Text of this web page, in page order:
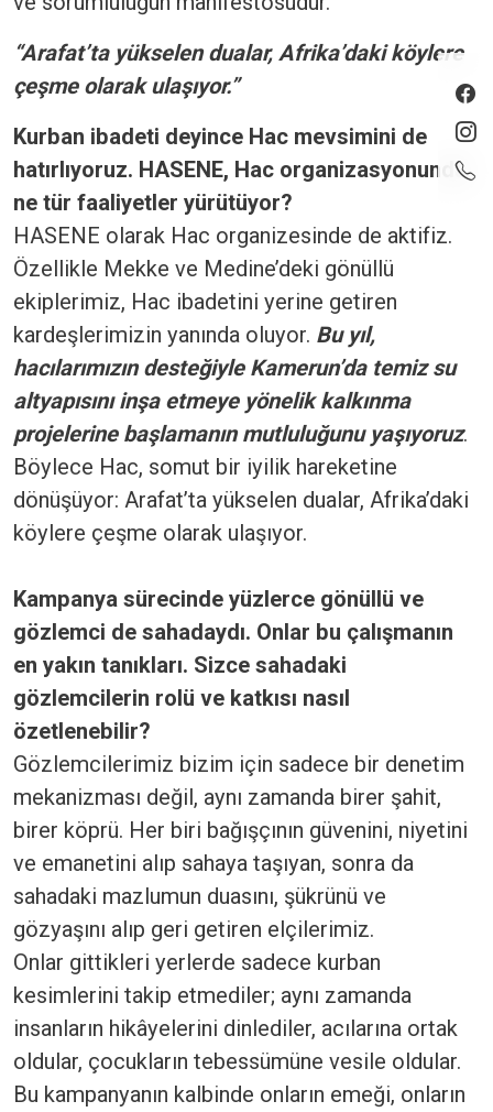
“Arafat’ta yükselen dualar, Afrika’daki köylere
çeşme olarak ulaşıyor.”
Kurban ibadeti deyince Hac mevsimini de
hatırlıyoruz. HASENE, Hac organizasyonunda
ne tür faaliyetler yürütüyor?
HASENE olarak Hac organizesinde de aktifiz.
Özellikle Mekke ve Medine’deki gönüllü
ekiplerimiz, Hac ibadetini yerine getiren
kardeşlerimizin yanında oluyor. Bu yıl,
hacılarımızın desteğiyle Kamerun’da temiz su
altyapısını inşa etmeye yönelik kalkınma
projelerine başlamanın mutluluğunu yaşıyoruz.
Böylece Hac, somut bir iyilik hareketine
dönüşüyor: Arafat’ta yükselen dualar, Afrika’daki
köylere çeşme olarak ulaşıyor.
Kampanya sürecinde yüzlerce gönüllü ve
gözlemci de sahadaydı. Onlar bu çalışmanın
en yakın tanıkları. Sizce sahadaki
gözlemcilerin rolü ve katkısı nasıl
özetlenebilir?
Gözlemcilerimiz bizim için sadece bir denetim
mekanizması değil, aynı zamanda birer şahit,
birer köprü. Her biri bağışçının güvenini, niyetini
ve emanetini alıp sahaya taşıyan, sonra da
sahadaki mazlumun duasını, şükrünü ve
gözyaşını alıp geri getiren elçilerimiz.
Onlar gittikleri yerlerde sadece kurban
kesimlerini takip etmediler; aynı zamanda
insanların hikâyelerini dinlediler, acılarına ortak
oldular, çocukların tebessümüne vesile oldular.
Bu kampanyanın kalbinde onların emeği, onların